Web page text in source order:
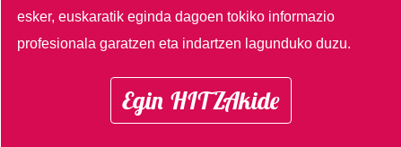
esker, euskaratik eginda dagoen tokiko informazio
profesionala garatzen eta indartzen lagunduko duzu.
Egin HITZAkide